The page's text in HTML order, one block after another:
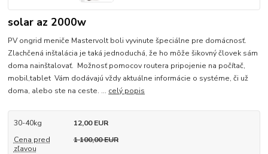
solar az 2000w
PV ongrid meniče Mastervolt boli vyvinute špeciálne pre domácnosť.
Zlachčená inštalácia je taká jednoduchá, že ho môže šikovný človek sám
doma nainštalovať. Možnosť pomocov routera pripojenie na počítač,
mobil,tablet Vám dodávajú vždy aktuálne informácie o systéme, či už
doma, alebo ste na ceste. ... celý popis
30-40kg
12,00 EUR
Cena pred
zľavou
1 100,00 EUR